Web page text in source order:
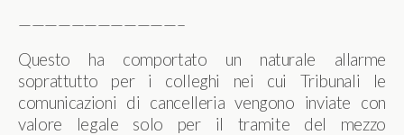
————————————–
Questo ha comportato un naturale allarme
soprattutto per i colleghi nei cui Tribunali le
comunicazioni di cancelleria vengono inviate con
valore legale solo per il tramite del mezzo